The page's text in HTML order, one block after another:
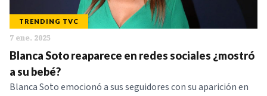
TRENDING TVC
7 ene. 2025
Blanca Soto reaparece en redes sociales ¿mostró
a su bebé?
Blanca Soto emocionó a sus seguidores con su aparición en